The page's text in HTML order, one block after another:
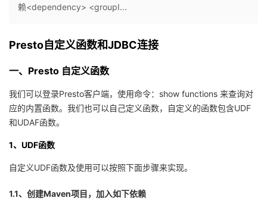
页
开
者
的
博
我
的
我
赖<dependency> <groupI...
Presto自定义函数和JDBC连接
一、 Presto 自定义函数
我们可以登录Presto客户端，使用命令：show functions 来查询对
应的内置函数。我们也可以自己定义函数，自定义的函数包含UDF
和UDAF函数。
1、​​​​​​​​​​​​​​UDF函数
自定义UDF函数及使用可以按照下面步骤来实现。
1.1、创建Maven项目，加入如下依赖